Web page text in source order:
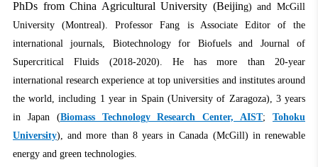
PhDs from China Agricultural University (Beijing) and McGill
University (Montreal). Professor Fang is Associate Editor of the
international journals, Biotechnology for Biofuelsand Journal of
Supercritical Fluids (2018-2020). He has more than 20-year
international research experience at top universities and institutes around
the world, including 1 year in Spain (University of Zaragoza), 3 years
in Japan (Biomass Technology Research Center, AIST;Tohoku
University), and more than 8 years in Canada (McGill) in renewable
energy and green technologies.